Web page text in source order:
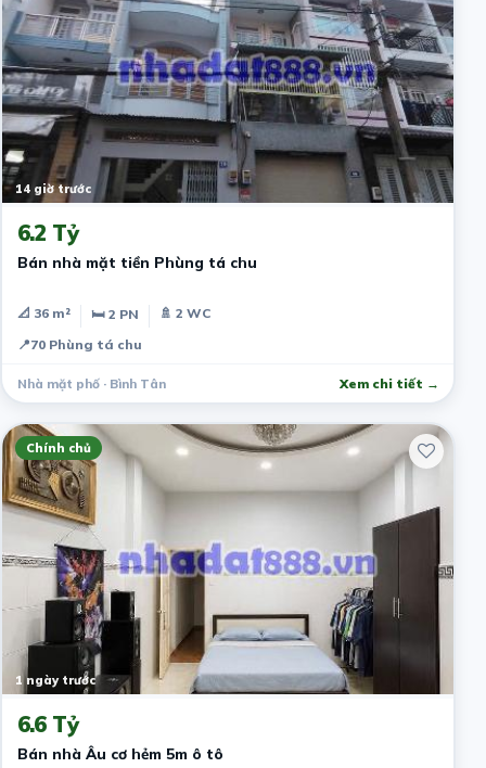
14 giờ trước
6.2 Tỷ
Bán nhà mặt tiền Phùng tá chu
📐 36 m² 🛏 2 PN
🚿 2 WC
📍70 Phùng tá chu
Nhà mặt phố · Bình Tân Xem chi tiết →
Chính chủ
1 ngày trước
6.6 Tỷ
Bán nhà Âu cơ hẻm 5m ô tô